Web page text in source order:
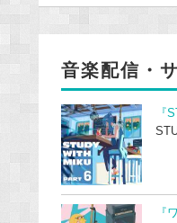
音楽配信・
『
『